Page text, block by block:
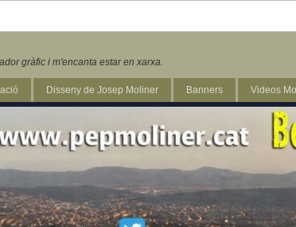
gràfic i m'encanta estar en xarxa.
Disseny de Josep Moliner Banners Videos